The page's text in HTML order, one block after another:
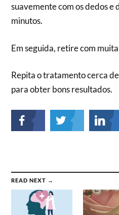
suavemente com os dedos e
minutos.
Em seguida, retire com
Repita o tratamento cerca
para obter bons resultados.
READ NEXT →